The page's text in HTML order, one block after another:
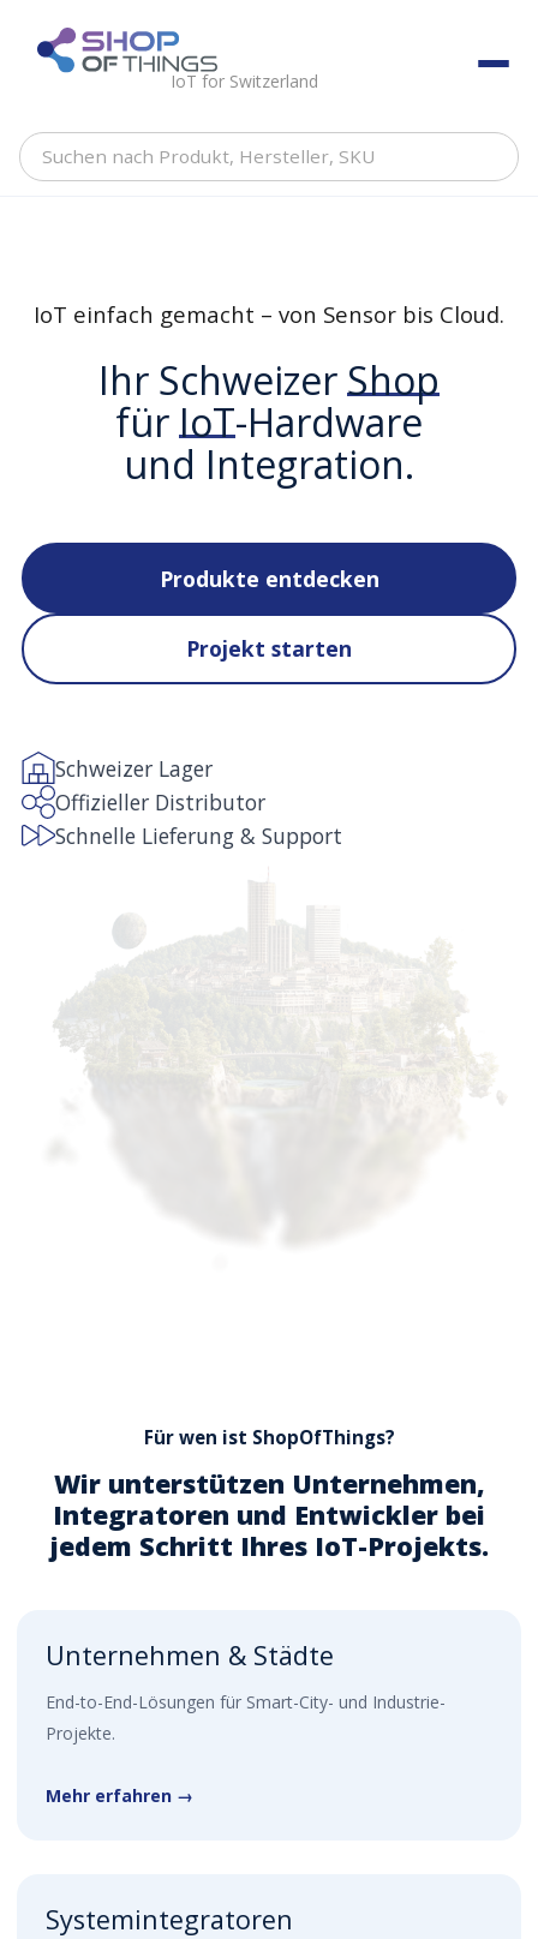
content ShopOfThings
IoT for Switzerland
Suchen
IoT einfach gemacht – von Sensor bis Cloud.
Ihr SchweizerShop
fürIoT-Hardware
und Integration.
Produkte entdecken
Projekt starten
Schweizer Lager
Offizieller Distributor
Schnelle Lieferung & Support
Für wen ist ShopOfThings?
Wir unterstützen Unternehmen,
Integratoren und Entwickler bei
jedem Schritt Ihres IoT-Projekts.
Unternehmen & Städte
End-to-End-Lösungen für Smart-City- und Industrie-
Projekte.
Mehr erfahren →
Systemintegratoren